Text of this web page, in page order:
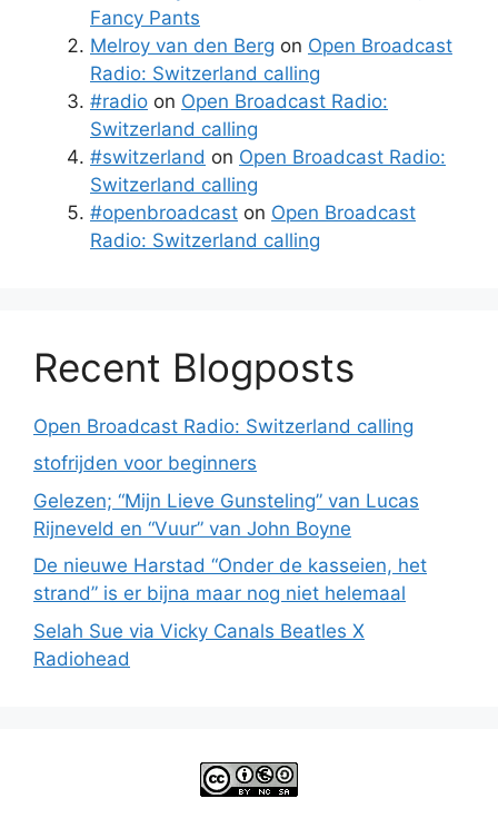
Fancy Pants
Melroy van den Berg on Open Broadcast
Radio: Switzerland calling
#radio on Open Broadcast Radio:
Switzerland calling
#switzerland on Open Broadcast Radio:
Switzerland calling
#openbroadcast on Open Broadcast
Radio: Switzerland calling
Recent Blogposts
Open Broadcast Radio: Switzerland calling
stofrijden voor beginners
Gelezen; “Mijn Lieve Gunsteling” van Lucas
Rijneveld en “Vuur” van John Boyne
De nieuwe Harstad “Onder de kasseien, het
strand” is er bijna maar nog niet helemaal
Selah Sue via Vicky Canals Beatles X
Radiohead